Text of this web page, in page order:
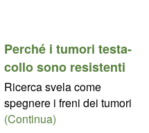
Perché i tumori testa-
collo sono resistenti
Ricerca svela come
spegnere i freni dei tumori
(Continua)